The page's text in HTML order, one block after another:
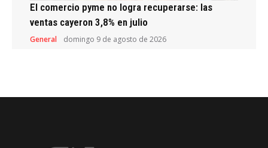
El comercio pyme no logra recuperarse: las
ventas cayeron 3,8% en julio
General domingo 9 de agosto de 2026